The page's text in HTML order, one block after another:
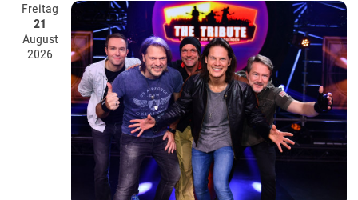
Freitag
21
August
2026